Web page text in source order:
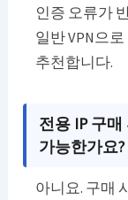
인증 오류가
일반 VPN으
추천합니다.
전용 IP 구
가능한가요?
아니요. 구매